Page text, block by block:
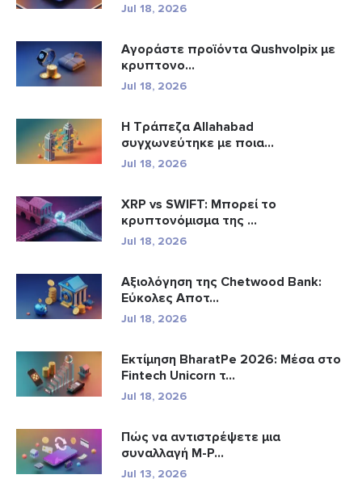
Jul 18, 2026
Αγοράστε προϊόντα Qushvolpix με
κρυπτονο...
Jul 18, 2026
Η Τράπεζα Allahabad
συγχωνεύτηκε με ποια...
Jul 18, 2026
XRP vs SWIFT: Μπορεί το
κρυπτονόμισμα της ...
Jul 18, 2026
Αξιολόγηση της Chetwood Bank:
Εύκολες Αποτ...
Jul 18, 2026
Εκτίμηση BharatPe 2026: Μέσα στο
Fintech Unicorn τ...
Jul 18, 2026
Πώς να αντιστρέψετε μια
συναλλαγή M-P...
Jul 13, 2026